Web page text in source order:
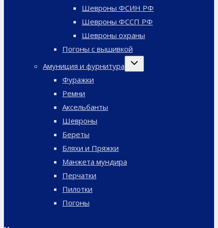
Шевроны ФСИН РФ
Шевроны ФССП РФ
Шевроны охраны
Погоны с вышивкой
Амуниция и фурнитура
Переключить
Фуражки
Ремни
Аксельбанты
Шевроны
Береты
Бляхи и Пряжки
Манжета мундира
Перчатки
Пилотки
Погоны